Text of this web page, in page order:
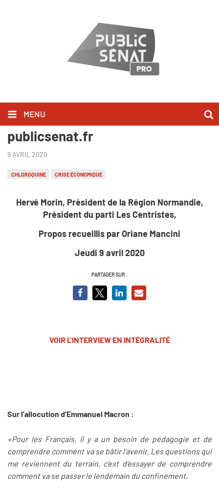
MENU
Hervé Morin l'a dit sur
publicsenat.fr
9 AVRIL 2020
CHLOROQUINE CRISE ÉCONOMIQUE
Hervé Morin, Président de la Région Normandie,
Président du parti Les Centristes,
Propos recueillis par Oriane Mancini
Jeudi 9 avril 2020
PARTAGER SUR :
VOIR L'INTERVIEW EN INTÉGRALITÉ
Sur l'allocution d’Emmanuel Macron :
«Pour les Français, il y a un besoin de pédagogie et de
comprendre comment va se bâtir l’avenir. Les questions qui
me reviennent du terrain, c’est d’essayer de comprendre
comment va se passer le lendemain du confinement.